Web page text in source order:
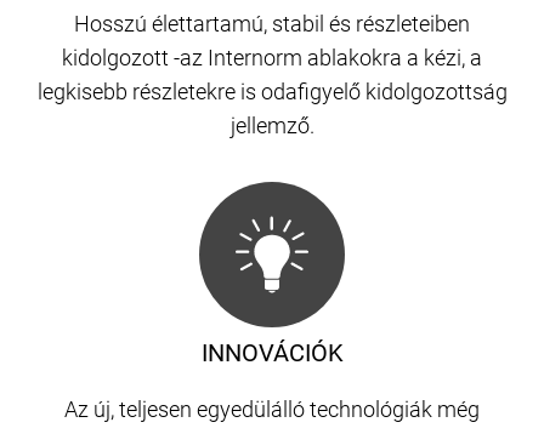
Hosszú élettartamú, stabil és részleteiben
kidolgozott -az Internorm ablakokra a kézi, a
legkisebb részletekre is odafigyelő kidolgozottság
jellemző.
INNOVÁCIÓK
Az új, teljesen egyedülálló technológiák még